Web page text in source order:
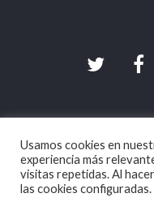
Aviso legal|
Usamos cookies en
experiencia más
visitas repetidas. Al
las cookies configuradas.